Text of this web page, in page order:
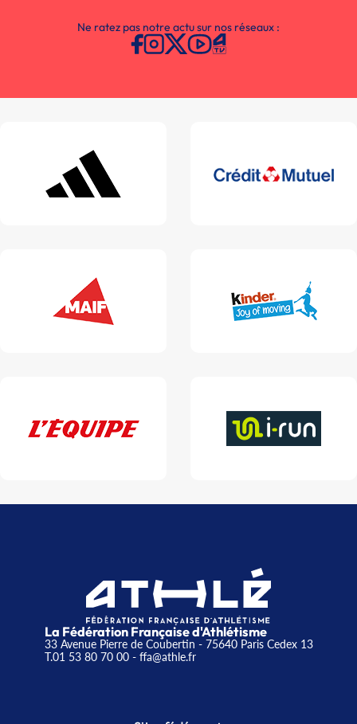
Ne ratez pas notre actu sur nos réseaux :
La Fédération Française d'Athlétisme
33 Avenue Pierre de Coubertin - 75640 Paris Cedex 13
T.01 53 80 70 00- ffa@athle.fr